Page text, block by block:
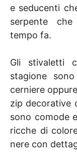
e seducenti
serpente
tempo fa.
Gli stivaletti
stagione
cerniere
zip decorative
sono comode
ricche di
nere con